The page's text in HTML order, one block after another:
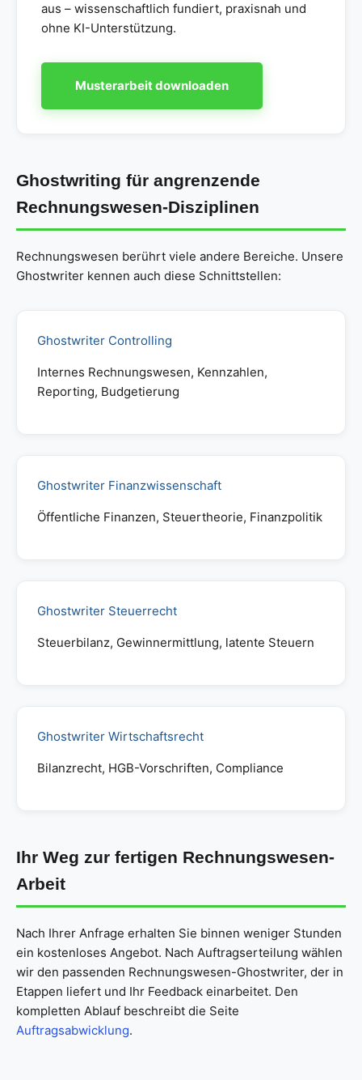
aus – wissenschaftlich fundiert, praxisnah und
ohne KI-Unterstützung.
Musterarbeit downloaden
Ghostwriting für angrenzende
Rechnungswesen-Disziplinen
Rechnungswesen berührt viele andere Bereiche. Unsere
Ghostwriter kennen auch diese Schnittstellen:
Ghostwriter Controlling
Internes Rechnungswesen, Kennzahlen,
Reporting, Budgetierung
Ghostwriter Finanzwissenschaft
Öffentliche Finanzen, Steuertheorie, Finanzpolitik
Ghostwriter Steuerrecht
Steuerbilanz, Gewinnermittlung, latente Steuern
Ghostwriter Wirtschaftsrecht
Bilanzrecht, HGB-Vorschriften, Compliance
Ihr Weg zur fertigen Rechnungswesen-
Arbeit
Nach Ihrer Anfrage erhalten Sie binnen weniger Stunden
ein kostenloses Angebot. Nach Auftragserteilung wählen
wir den passenden Rechnungswesen-Ghostwriter, der in
Etappen liefert und Ihr Feedback einarbeitet. Den
kompletten Ablauf beschreibt die Seite
Auftragsabwicklung.